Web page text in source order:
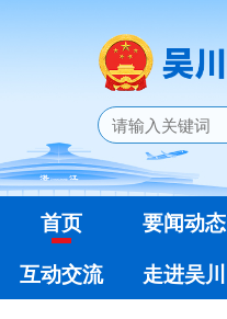
首页 要闻动态
互动交流
走进吴川